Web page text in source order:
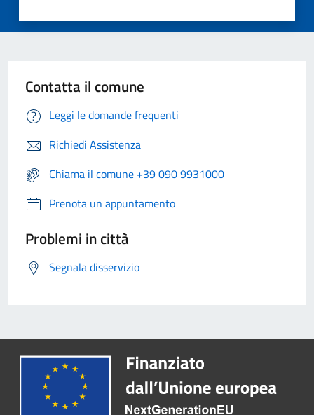
Contatta il comune
Leggi le domande frequenti
Richiedi Assistenza
Chiama il comune +39 090 9931000
Prenota un appuntamento
Problemi in città
Segnala disservizio